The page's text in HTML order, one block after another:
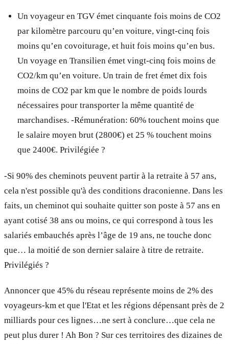
Un voyageur en TGV émet cinquante fois moins de CO2
par kilomètre parcouru qu’en voiture, vingt-cinq fois
moins qu’en covoiturage, et huit fois moins qu’en bus.
Un voyage en Transilien émet vingt-cinq fois moins de
CO2/km qu’en voiture. Un train de fret émet dix fois
moins de CO2 par km que le nombre de poids lourds
nécessaires pour transporter la même quantité de
marchandises. -Rémunération: 60% touchent moins que
le salaire moyen brut (2800€) et 25 % touchent moins
que 2400€. Privilégiée ?
-Si 90% des cheminots peuvent partir à la retraite à 57 ans,
cela n'est possible qu'à des conditions draconienne. Dans les
faits, un cheminot qui souhaite quitter son poste à 57 ans en
ayant cotisé 38 ans ou moins, ce qui correspond à tous les
salariés embauchés après l’âge de 19 ans, ne touche donc
que… la moitié de son dernier salaire à titre de retraite.
Privilégiés ?
Annoncer que 45% du réseau représente moins de 2% des
voyageurs-km et que l'Etat et les régions dépensant près de 2
milliards pour ces lignes…ne sert à conclure…que cela ne
peut plus durer ! Ah Bon ? Sur ces territoires des dizaines de